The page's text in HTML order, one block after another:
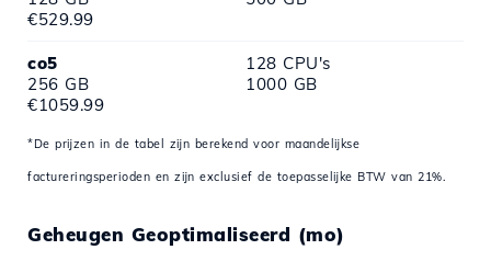
€529.99
co5
128 CPU's
256 GB
1000 GB
€1059.99
*De prijzen in de tabel zijn berekend voor maandelijkse
factureringsperioden en zijn exclusief de toepasselijke BTW van 21%.
Geheugen Geoptimaliseerd (mo)